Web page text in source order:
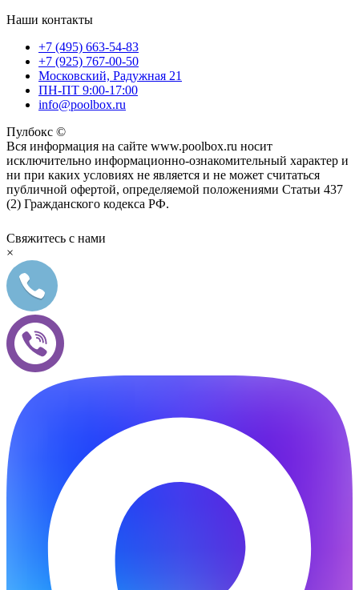
Наши контакты
+7 (495) 663-54-83
+7 (925) 767-00-50
Московский, Радужная 21
ПН-ПТ 9:00-17:00
info@poolbox.ru
Пулбокс ©
Вся информация на сайте www.poolbox.ru носит
исключительно информационно-ознакомительный характер и
ни при каких условиях не является и не может считаться
публичной офертой, определяемой положениями Статьи 437
(2) Гражданского кодекса РФ.
Свяжитесь с нами
×